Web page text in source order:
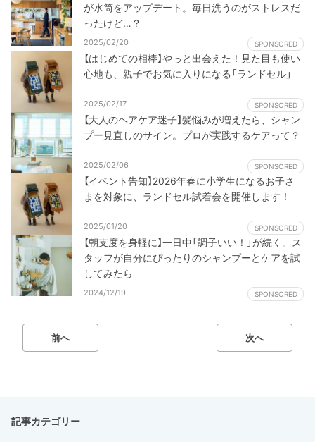
が水筒をアップデート。毎日洗うのがストレスだ
ったけど…？
2025/02/20 SPONSORED
【はじめての相棒】やっと出会えた！見た目も使い
心地も、親子でお気に入りになる「ランドセル」
2025/02/17 SPONSORED
【大人のヘアケア迷子】髪悩みが増えたら、シャン
プー見直しのサイン。プロが実践するケアって？
2025/02/06 SPONSORED
【イベント告知】2026年春に小学生になるお子さ
まを対象に、ランドセル試着会を開催します！
2025/01/20 SPONSORED
【朝支度を身軽に】一日中「調子いい！」が続く。ス
タッフが自分にぴったりのシャンプーとケアを試
してみたら
2024/12/19 SPONSORED
前へ 次へ
記事カテゴリー